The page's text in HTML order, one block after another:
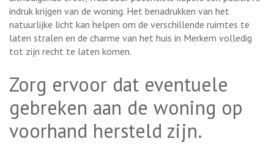
indruk krijgen van de woning. Het benadrukken van het
natuurlijke licht kan helpen om de verschillende ruimtes te
laten stralen en de charme van het huis in Merkem volledig
tot zijn recht te laten komen.
Zorg ervoor dat eventuele
gebreken aan de woning op
voorhand hersteld zijn.